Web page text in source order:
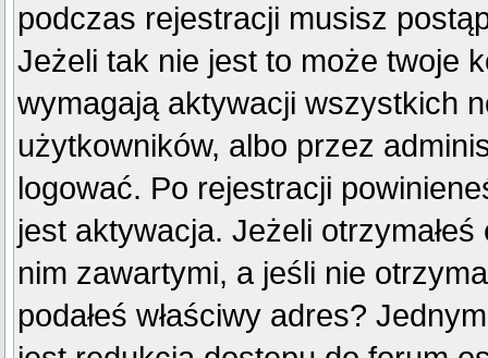
podczas rejestracji musisz
Jeżeli tak nie jest to może twoje
wymagają aktywacji wszystkich
użytkowników, albo przez
logować. Po rejestracji
jest aktywacja. Jeżeli
nim zawartymi, a jeśli nie
podałeś właściwy adres?